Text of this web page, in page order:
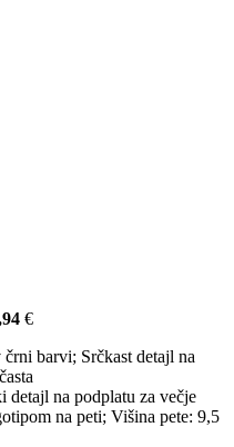
€
barvi; Srčkast detajl na
detajl na podplatu za večje
na peti; Višina pete: 9,5